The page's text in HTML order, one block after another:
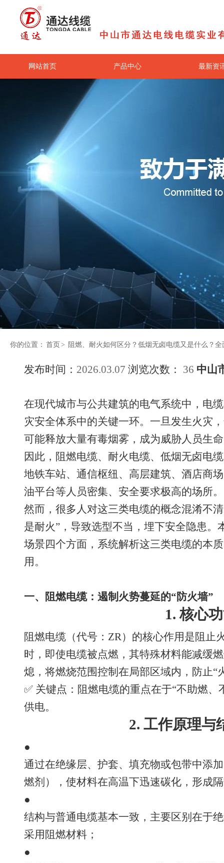
网站首页 产品中心 最新资
联系我们
你的位置： 首页 > 阻燃、耐火如何区分？低烟无卤电缆又是什么？
发布时间： 2026.03.07 浏览次数： 36 中山
在现代城市与公共建筑的电气系统中，电
灾安全体系中的关键一环。一旦发生火灾
可能释放大量有毒烟雾，成为威胁人员生
因此，阻燃电缆、耐火电缆、低烟无卤电
地铁车站、通信枢纽、高层建筑、酒店商
油平台等人员密集、安全要求极高的场所。
然而，很多人对这三类电缆的概念混淆不
是耐火”，导致选型不当，埋下安全隐患
场景四个方面，系统解析这三类电缆的本
用。
一、阻燃电缆：遏制火势蔓延的“防火墙”
1. 核心
阻燃电缆（代号：ZR）的核心作用是阻止
时，即使电缆被点燃，其特殊材料能减缓
熄，将燃烧范围控制在局部区域内，防止“
✅ 关键点：阻燃电缆的重点在于“不助燃
供电。
2. 工作原理与
●
通过在绝缘层、护套、填充物或包带中添
燃剂），使材料在高温下迅速碳化，形成
●
结构与普通电缆基本一致，主要区别在于
采用阻燃材料；
●